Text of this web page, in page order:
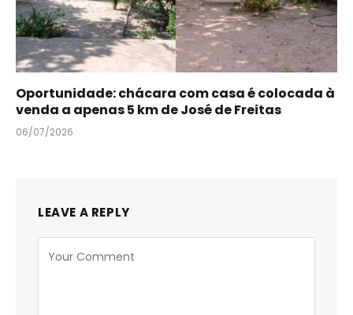
Oportunidade: chácara com casa é colocada à
venda a apenas 5 km de José de Freitas
06/07/2026
LEAVE A REPLY